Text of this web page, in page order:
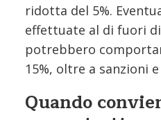
ridotta del 5%.
effettuate al di fuori
potrebbero
15%, oltre a sanzioni
Quando